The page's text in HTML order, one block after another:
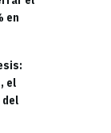
en
el
del